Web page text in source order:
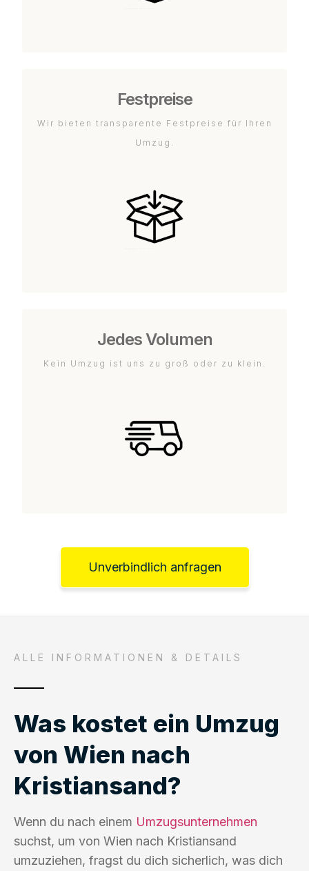
Festpreise
Wir bieten transparente Festpreise für Ihren
Umzug.
Jedes Volumen
Kein Umzug ist uns zu groß oder zu klein.
Unverbindlich anfragen
ALLE INFORMATIONEN & DETAILS
Was kostet ein Umzug
von Wien nach
Kristiansand?
Wenn du nach einem Umzugsunternehmen
suchst, um von Wien nach Kristiansand
umzuziehen, fragst du dich sicherlich, was dich